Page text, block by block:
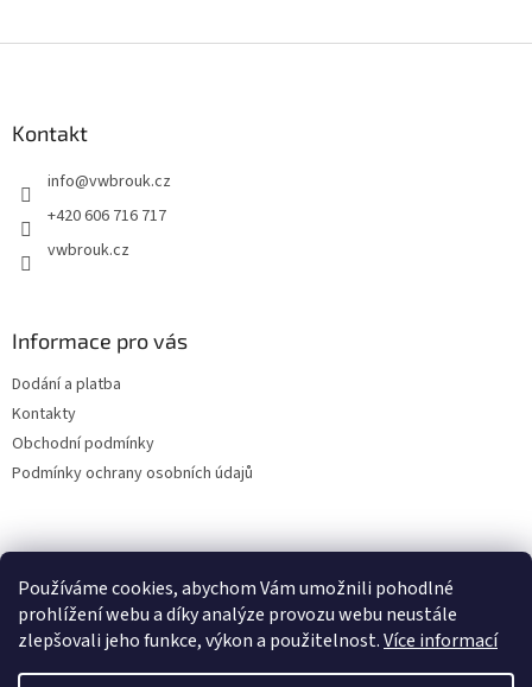
Používáme cookies, abychom Vám umožnili pohodlné
prohlížení webu a díky analýze provozu webu neustále
zlepšovali jeho funkce, výkon a použitelnost.Více informací
Kontakt
info@vwbrouk.cz
+420 606 716 717
vwbrouk.cz
Informace pro vás
Dodání a platba
Kontakty
Obchodní podmínky
Podmínky ochrany osobních údajů